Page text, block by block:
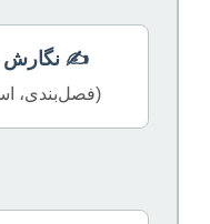
✍️ نگارش
(فصل‌بندی،